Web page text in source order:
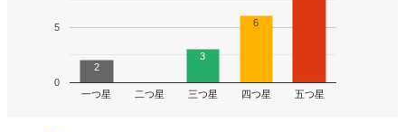
一つ星 二つ星 三つ星 四つ星 五つ星
0
5
2
3
6